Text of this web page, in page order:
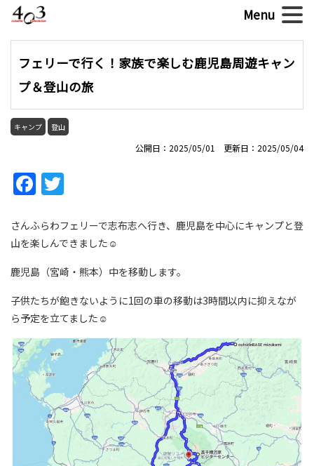
フェリーで行く！家族で楽しむ鹿児島周遊キャン
プ＆登山の旅
キャンプ 登山
公開日：2025/05/01 更新日：2025/05/04
Facebook
さんふらわフェリーで志布志へ行き、鹿児島を中心にキャンプと登
山を楽しんできました☺
鹿児島（宮崎・熊本）中を移動します。
子供たちが飽きないように1回の車の移動は3時間以内に抑えなが
ら予定を立てました☺